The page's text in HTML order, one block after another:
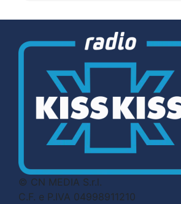
© CN MEDIA S.r.l.
C.F. e P.IVA 04998911210